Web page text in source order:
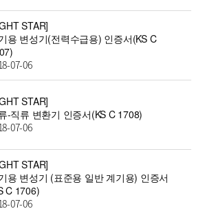
STAR]
용 변성기(전력수급용) 인증서(KS C
07-06
STAR]
-직류 변환기 인증서(KS C 1708)
07-06
STAR]
용 변성기 (표준용 일반 계기용) 인증서
C 1706)
07-06